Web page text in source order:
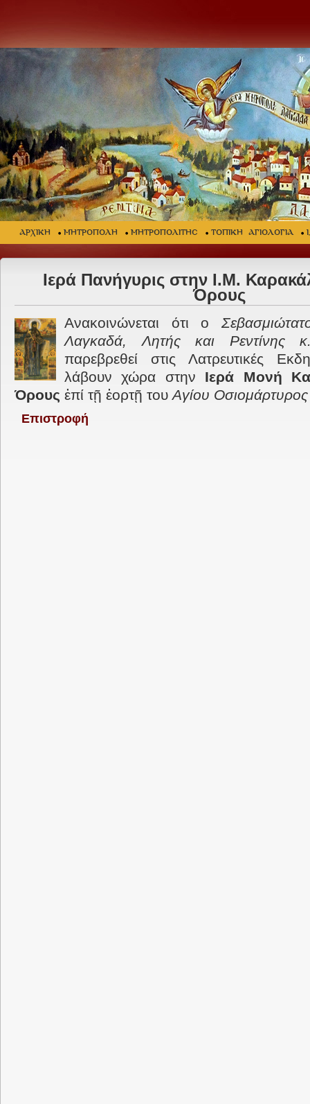
ΑΡΧΙΚΗ ΜΗΤΡΟΠΟΛΗ ΜΗΤΡΟΠΟΛΙΤΗΣ ΤΟΠΙΚΗ ΑΓΙΟΛΟΓΙΑ
Ιερά Πανήγυρις στην Ι.Μ.
Όρους
Ανακοινώνεται ότι ο
Λαγκαδά, Λητής και Ρεντίνης
παρεβρεθεί στις Λατρευτικές
λάβουν χώρα στην Ιερά Μονή
Όρους ἐπί τῇ ἑορτῇ τουΑγίου
Επιστροφή